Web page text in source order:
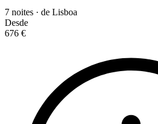
7 noites · de Lisboa
Desde
676 €